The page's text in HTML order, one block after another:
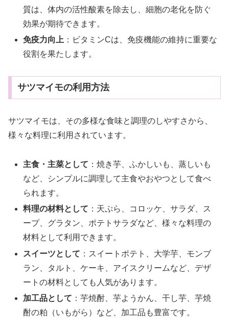
質は、体内の活性酸素を除去し、細胞の老化を防ぐ
効果が期待できます。
免疫力向上 ：ビタミンCは、免疫機能の維持に重要な
役割を果たします。
サツマイモの利用方法
サツマイモは、その多様な食味と調理のしやすさから、
様々な料理に利用されています。
主食・主菜として ：焼き芋、ふかしいも、蒸しいも
など、シンプルに調理して主食やおやつとして食べ
られます。
料理の材料として ：天ぷら、コロッケ、サラダ、ス
ープ、グラタン、ポテトサラダなど、様々な料理の
材料として利用できます。
スイーツとして ：スイートポテト、大学芋、モンブ
ラン、タルト、ケーキ、アイスクリームなど、デザ
ートの材料としても人気があります。
加工品として ：芋焼酎、芋ようかん、干し芋、芋焼
酎の粕（いもがら）など、加工品も豊富です。